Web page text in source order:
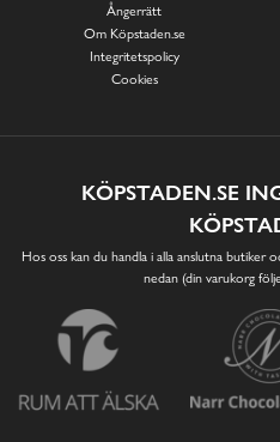
Ångerrätt
Om Köpstaden.se
Integritetspolicy
Cookies
KÖPSTADEN.SE
Hos oss kan du handla i alla anslutna butiker
nedan (din varukorg